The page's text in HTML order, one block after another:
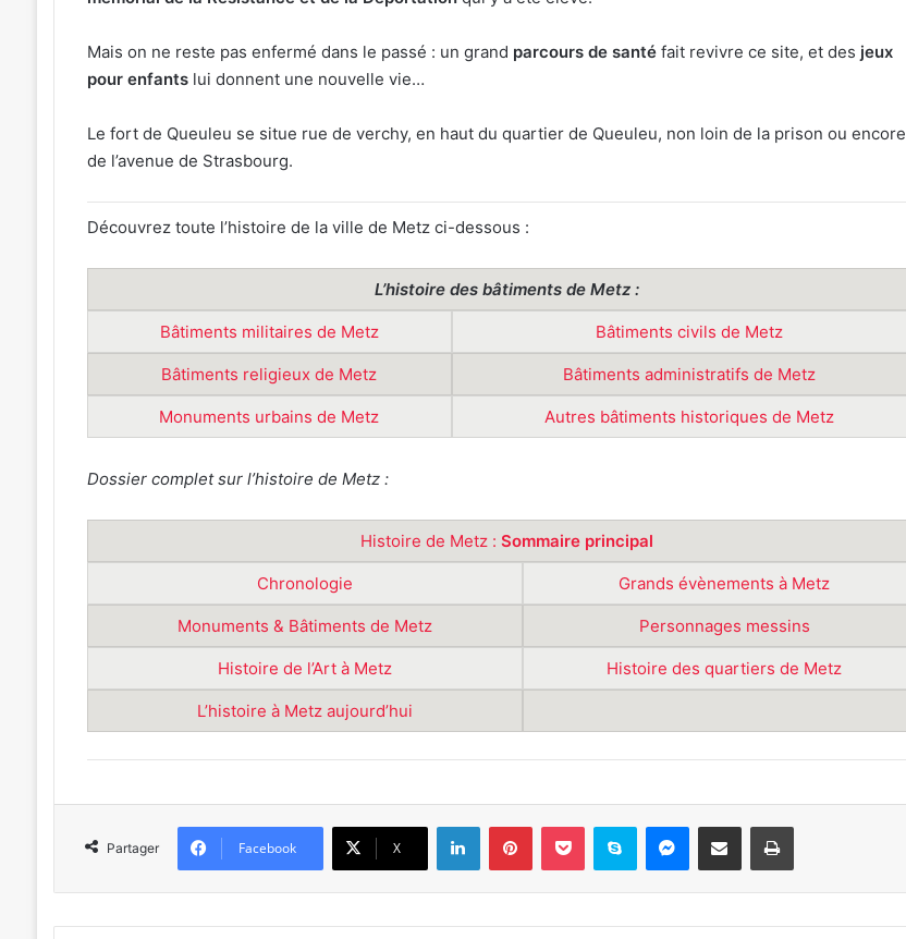
Mais on ne reste pas enfermé dans le passé : un grand parcours de santé fait revivre ce site, et des jeux
pour enfantslui donnent une nouvelle vie…
Le fort de Queuleu se situe rue de verchy, en haut du quartier de Queuleu, non loin de la prison ou encore
de l’avenue de Strasbourg.
Découvrez toute l’histoire de la ville de Metz ci-dessous :
L’histoire des bâtiments de Metz :
Bâtiments militaires de Metz Bâtiments civils de Metz
Bâtiments religieux de Metz Bâtiments administratifs de Metz
Monuments urbains de Metz Autres bâtiments historiques de Metz
Dossier complet sur l’histoire de Metz :
Histoire de Metz : Sommaire principal
Chronologie Grands évènements à Metz
Monuments & Bâtiments de Metz Personnages messins
Histoire de l’Art à Metz Histoire des quartiers de Metz
L’histoire à Metz aujourd’hui
Partager Facebook X
LinkedinPinterestPocket Skype Messenger
Partager par e-mail Imprimer